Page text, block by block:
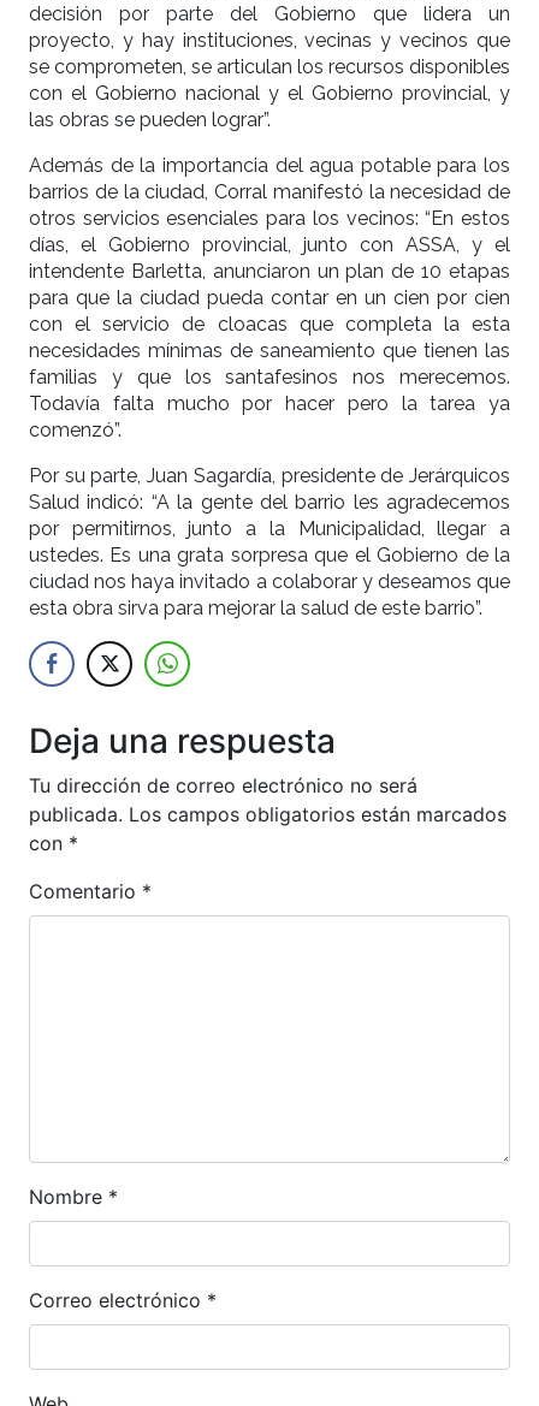
decisión por parte del Gobierno que lidera un
proyecto, y hay instituciones, vecinas y vecinos que
se comprometen, se articulan los recursos disponibles
con el Gobierno nacional y el Gobierno provincial, y
las obras se pueden lograr”.
Además de la importancia del agua potable para los
barrios de la ciudad, Corral manifestó la necesidad de
otros servicios esenciales para los vecinos: “En estos
días, el Gobierno provincial, junto con ASSA, y el
intendente Barletta, anunciaron un plan de 10 etapas
para que la ciudad pueda contar en un cien por cien
con el servicio de cloacas que completa la esta
necesidades mínimas de saneamiento que tienen las
familias y que los santafesinos nos merecemos.
Todavía falta mucho por hacer pero la tarea ya
comenzó”.
Por su parte, Juan Sagardía, presidente de Jerárquicos
Salud indicó: “A la gente del barrio les agradecemos
por permitirnos, junto a la Municipalidad, llegar a
ustedes. Es una grata sorpresa que el Gobierno de la
ciudad nos haya invitado a colaborar y deseamos que
esta obra sirva para mejorar la salud de este barrio”.
Deja una respuesta
Tu dirección de correo electrónico no será
publicada. Los campos obligatorios están marcados
con *
Comentario *
Nombre *
Correo electrónico *